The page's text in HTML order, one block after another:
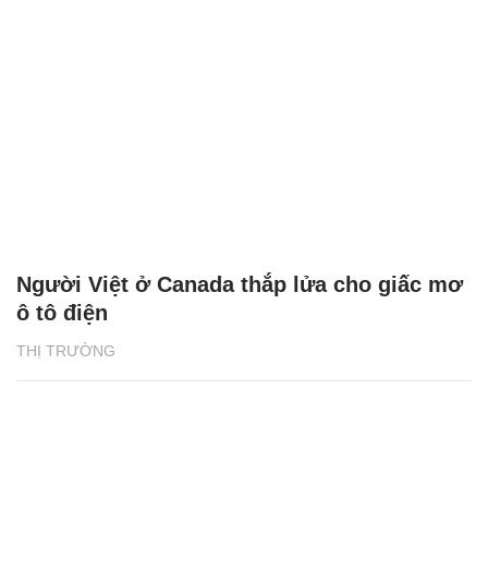
THỊ TRƯỜNG
Người Việt ở Canada thắp lửa cho giấc mơ
ô tô điện